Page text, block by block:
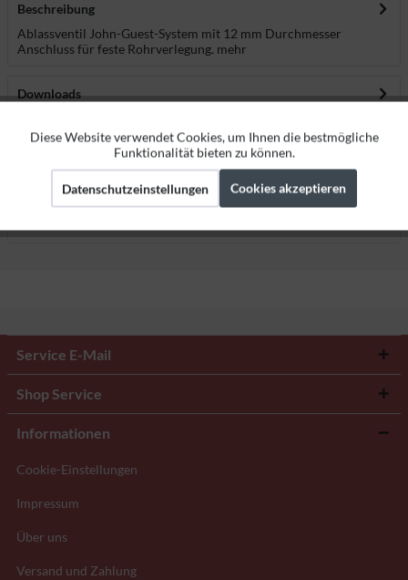
Beschreibung
Ablassventil John-Guest-System mit 12 mm Durchmesser
Anschluss für feste Rohrverlegung. mehr
Downloads
Bewertungen
0
Bewertungen lesen, schreiben und diskutieren...mehr
Service E-Mail
Shop Service
Informationen
Cookie-Einstellungen
Impressum
Über uns
Versand und Zahlung
Funktionale Aktiv
Marketing Aktiv
Diese Website verwendet Cookies, um Ihnen die bestmögliche
Funktionalität bieten zu können.
Datenschutzeinstellungen Cookies akzeptieren